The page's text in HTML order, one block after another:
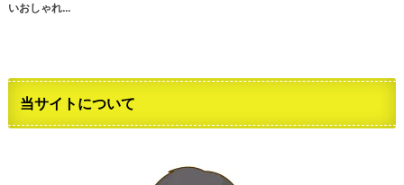
いおしゃれ…
当サイトについて